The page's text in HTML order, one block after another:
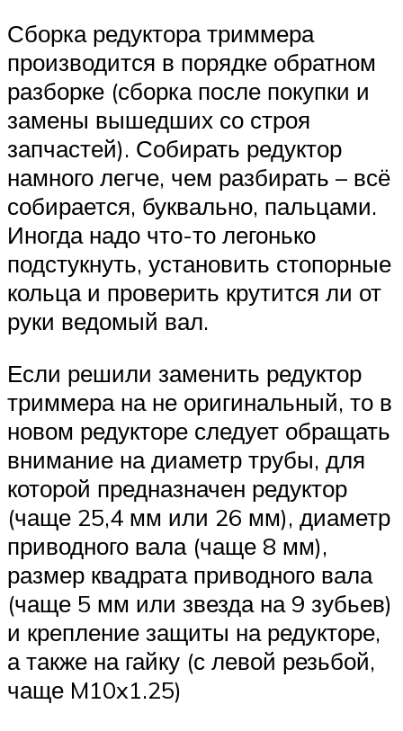
Сборка редуктора триммера
производится в порядке обратном
разборке (сборка после покупки и
замены вышедших со строя
запчастей). Собирать редуктор
намного легче, чем разбирать – всё
собирается, буквально, пальцами.
Иногда надо что-то легонько
подстукнуть, установить стопорные
кольца и проверить крутится ли от
руки ведомый вал.
Если решили заменить редуктор
триммера на не оригинальный, то в
новом редукторе следует обращать
внимание на диаметр трубы, для
которой предназначен редуктор
(чаще 25,4 мм или 26 мм), диаметр
приводного вала (чаще 8 мм),
размер квадрата приводного вала
(чаще 5 мм или звезда на 9 зубьев)
и крепление защиты на редукторе,
а также на гайку (с левой резьбой,
чаще M10x1.25)